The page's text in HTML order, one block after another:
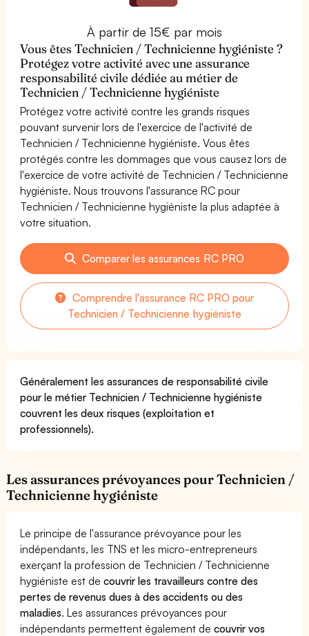
À partir de 15€ par mois
Vous êtes Technicien / Technicienne hygiéniste ?
Protégez votre activité avec une assurance
responsabilité civile dédiée au métier de
Technicien / Technicienne hygiéniste
Protégez votre activité contre les grands risques
pouvant survenir lors de l'exercice de l'activité de
Technicien / Technicienne hygiéniste. Vous êtes
protégés contre les dommages que vous causez lors de
l'exercice de votre activité de Technicien / Technicienne
hygiéniste. Nous trouvons l'assurance RC pour
Technicien / Technicienne hygiéniste la plus adaptée à
votre situation.
Comparer les assurances RC PRO
Comprendre l'assurance RC PRO pour
Technicien / Technicienne hygiéniste
Généralement les assurances de responsabilité civile
pour le métier Technicien / Technicienne hygiéniste
couvrent les deux risques (exploitation et
professionnels).
Les assurances prévoyances pour Technicien /
Technicienne hygiéniste
Le principe de l'assurance prévoyance pour les
indépendants, les TNS et les micro-entrepreneurs
exerçant la profession de Technicien / Technicienne
hygiéniste est decouvrir les travailleurs contre des
pertes de revenus dues à des accidents ou des
maladies. Les assurances prévoyances pour
indépendants permettent également decouvrir vos